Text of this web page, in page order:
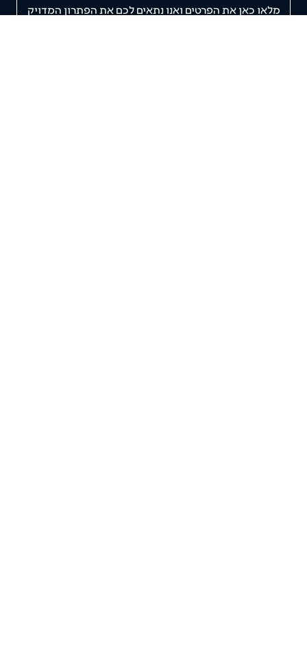
מלאו כאן את הפרטים ואנו נתאים לכם את הפתרון המדויק